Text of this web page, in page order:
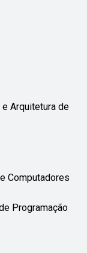
Arquitetura de
Computadores
Programação